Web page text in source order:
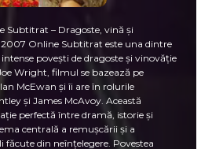
– Dragoste, vină și
Online Subtitrat este una dintre
povești de dragoste și vinovăție
Wright, filmul se bazează pe
McEwan și îi are în rolurile
și James McAvoy. Această
perfectă între dramă, istorie și
centrală a remușcării și a
făcute din neînțelegere. Povestea